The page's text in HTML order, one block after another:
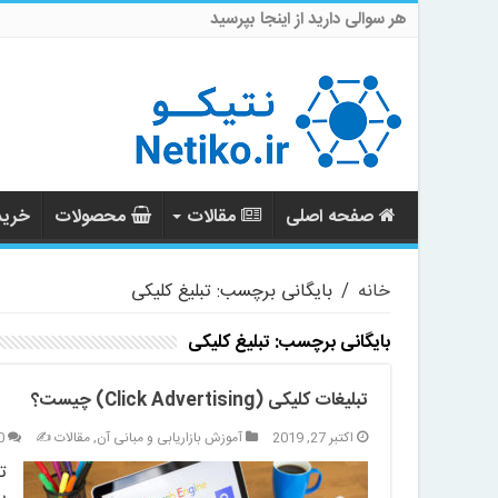
هر سوالی دارید از اینجا بپرسید
صفحه اصلی مقالات محصولات
خانه / بایگانی برچسب: تبلیغ کلیکی
بایگانی برچسب: تبلیغ کلیکی
تبلیغات کلیکی (Click Advertising) چیست؟
اکتبر 27, 2019 آموزش بازاریابی و مبانی آن,مقالات ✍️